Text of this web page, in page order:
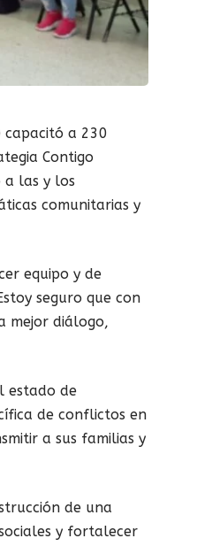
capacitó a 230
Contigo
a las y los
comunitarias y
equipo y de
seguro que con
mejor diálogo,
estado de
de conflictos en
a sus familias y
de una
y fortalecer